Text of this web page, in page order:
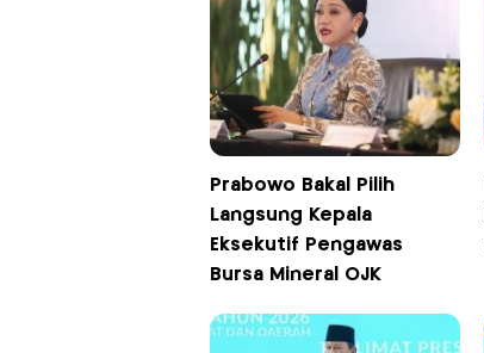
Prabowo Bakal Pilih
Langsung Kepala
Eksekutif Pengawas
Bursa Mineral OJK